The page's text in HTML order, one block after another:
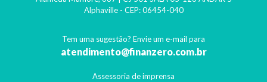
Alphaville- CEP: 06454-040
Tem uma sugestão? Envie um e-mail para
atendimento@finanzero.com.br
Assessoria de imprensa